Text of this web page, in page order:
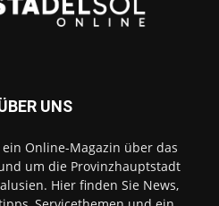
UNS
Online-Magazin über das
um die Provinzhauptstadt
Hier finden Sie News,